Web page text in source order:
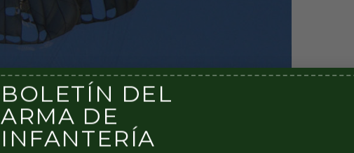
BOLETÍN DEL
ARMA DE
INFANTERÍA